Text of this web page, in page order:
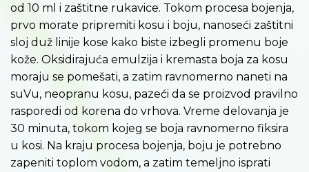
od 10 ml i zaštitne rukavice. Tokom procesa bojenja,
prvo morate pripremiti kosu i boju, nanoseći zaštitni
sloj duž linije kose kako biste izbegli promenu boje
kože. Oksidirajuća emulzija i kremasta boja za kosu
moraju se pomešati, a zatim ravnomerno naneti na
suVu, neopranu kosu, pazeći da se proizvod pravilno
rasporedi od korena do vrhova. Vreme delovanja je
30 minuta, tokom kojeg se boja ravnomerno fiksira
u kosi. Na kraju procesa bojenja, boju je potrebno
zapeniti toplom vodom, a zatim temeljno isprati